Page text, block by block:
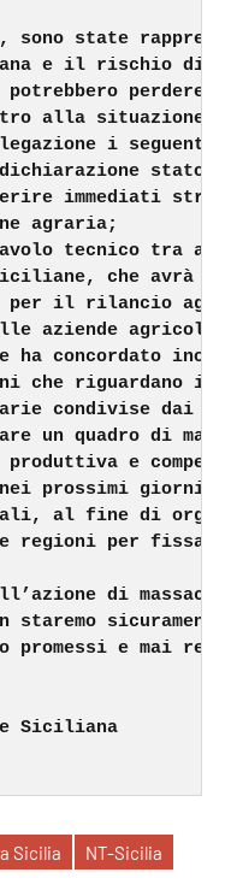
sono state
e il rischio di
perdere
alla situazione di
i seguenti
dichiarazione
immediati
agraria;
tecnico tra
che avrà
per il rilancio
aziende agricole.
ha concordato
che riguardano il
condivise dai
un quadro di
e
prossimi giorni
al fine di
regioni per fissare
di
staremo
promessi e mai
Siciliana
Sicilia NT-Sicilia